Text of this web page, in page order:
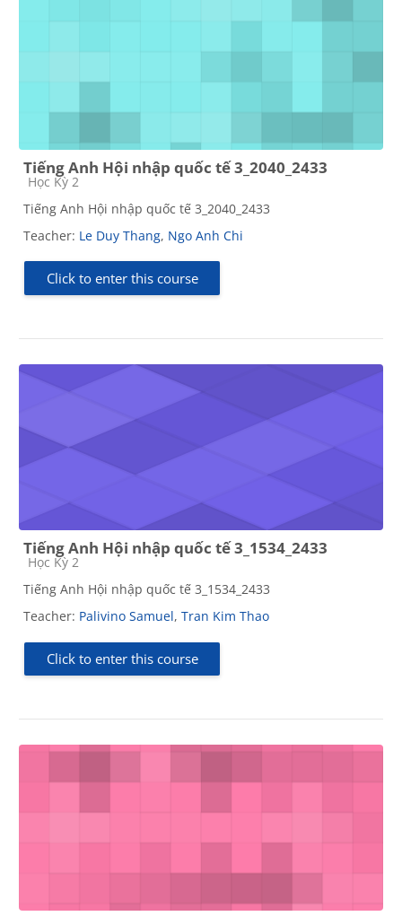
Tiếng Anh Hội nhập quốc tế 3_2040_2433
Course category
Học Kỳ 2
Tiếng Anh Hội nhập quốc tế 3_2040_2433
Teacher: Le Duy Thang, Ngo Anh Chi
Click to enter this course
Tiếng Anh Hội nhập quốc tế 3_1534_2433
Course category
Học Kỳ 2
Tiếng Anh Hội nhập quốc tế 3_1534_2433
Teacher: Palivino Samuel, Tran Kim Thao
Click to enter this course